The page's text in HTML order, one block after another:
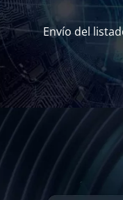
Envío del